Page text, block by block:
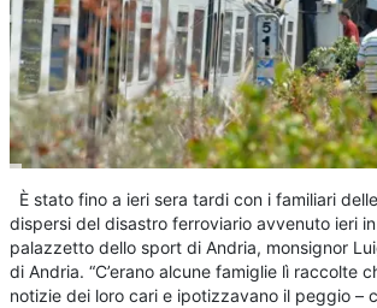
È stato fino a ieri sera tardi con i familiari
dispersi del disastro ferroviario avvenuto ieri
palazzetto dello sport di Andria, monsignor
di Andria. “C’erano alcune famiglie lì raccolte
notizie dei loro cari e ipotizzavano il peggio –